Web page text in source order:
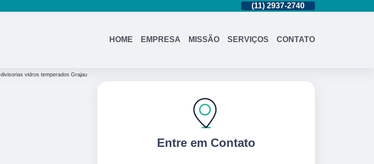
(11)2937-2740
HOME EMPRESA MISSÃO SERVIÇOS CONTATO
divisorias vidros temperados Grajau
Entre em Contato